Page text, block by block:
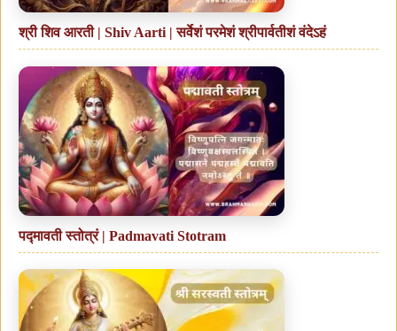
श्री शिव आरती | Shiv Aarti | सर्वेशं परमेशं श्रीपार्वतीशं वंदेऽहं
पद्मावती स्तोत्रं | Padmavati Stotram